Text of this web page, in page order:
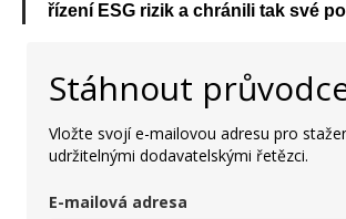
řízení ESG rizik a chránili tak své
Stáhnout
Vložte svojí e-mailovou adresu pro
udržitelnými dodavatelskými řetězci.
E-mailová adresa